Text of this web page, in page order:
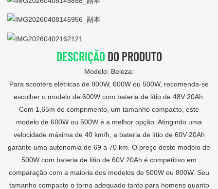
DESCRIÇÃO DO PRODUTO
Modelo: Beleza:
Para scooters elétricas de 800W, 600W ou 500W, recomenda-se
escolher o modelo de 600W com bateria de lítio de 48V 20Ah.
Com 1,65m de comprimento, um tamanho compacto, este
modelo de 600W ou 500W é a melhor opção. Atingindo uma
velocidade máxima de 40 km/h, a bateria de lítio de 60V 20Ah
garante uma autonomia de 69 a 70 km. O preço deste modelo de
500W com bateria de lítio de 60V 20Ah é competitivo em
comparação com a maioria dos modelos de 500W ou 800W. Seu
tamanho compacto o torna adequado tanto para homens quanto